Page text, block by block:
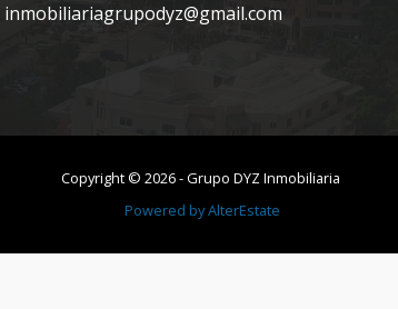
36.84 - US$ 73,441
- 36.84 - US$ 73,441
inmobiliariagrupodyz@gmail.com
Copyright © 2026-Grupo DYZ Inmobiliaria
Powered byAlterEstate